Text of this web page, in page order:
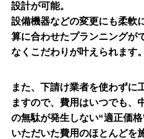
設計が可能。
設備機器などの変更にも柔軟
算に合わせたプランニングが
なくこだわりが叶えられます。
また、下請け業者を使わずに
ますので、費用はいつでも、
の無駄が発生しない“適正価格
いただいた費用のほとんどを